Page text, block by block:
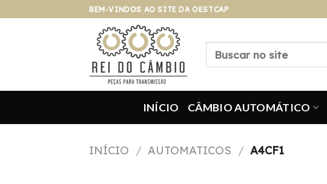
para
BEM-VINDOS AO SITE DA OESTCAP
Pesquisar
INÍCIO CÂMBIO AUTOMÁTICO
INÍCIO / AUTOMATICOS / A4CF1